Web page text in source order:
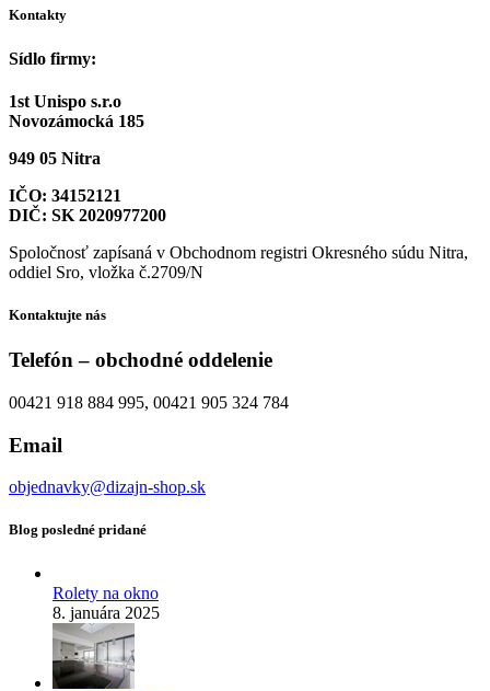
Kontakty
Sídlo firmy:
1st Unispo s.r.o
Novozámocká 185
949 05 Nitra
IČO: 34152121
DIČ: SK 2020977200
Spoločnosť zapísaná v Obchodnom registri Okresného súdu Nitra,
oddiel Sro, vložka č.2709/N
Kontaktujte nás
Telefón – obchodné oddelenie
00421 918 884 995, 00421 905 324 784
Email
objednavky@dizajn-shop.sk
Blog posledné pridané
Rolety na okno
8. januára 2025